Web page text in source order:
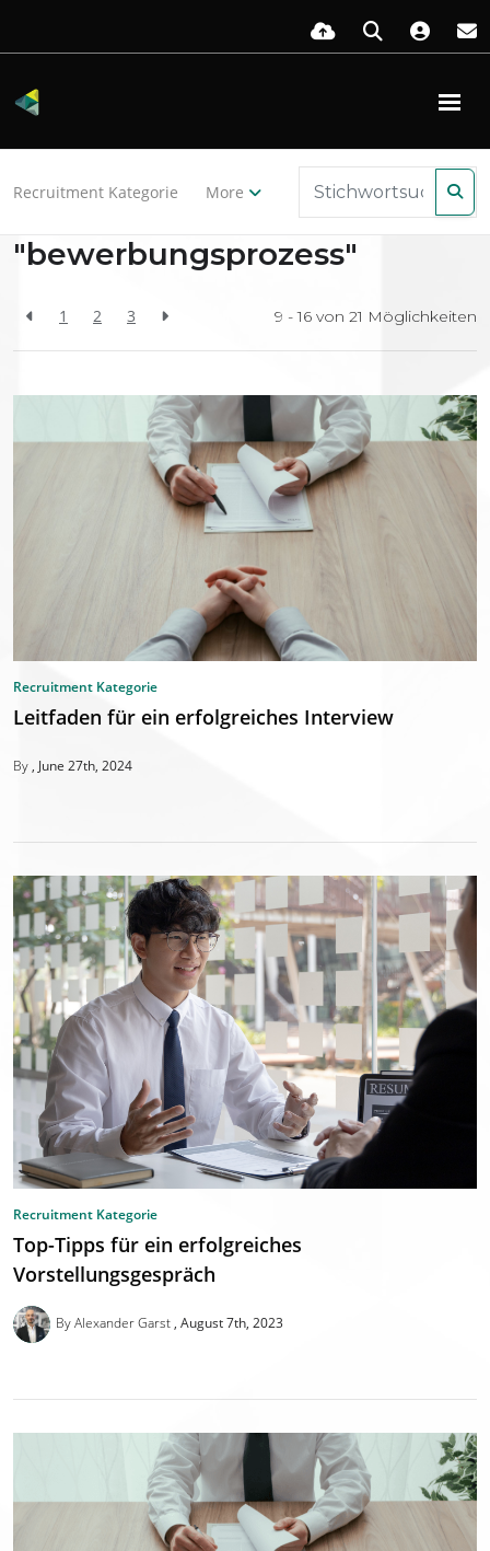
Recruitment Kategorie More
"bewerbungsprozess"
1 2 3 9 - 16 von 21 Möglichkeiten
Recruitment Kategorie
Leitfaden für ein erfolgreiches Interview
By June 27th, 2024
Recruitment Kategorie
Top-Tipps für ein erfolgreiches
Vorstellungsgespräch
By Alexander Garst August 7th, 2023